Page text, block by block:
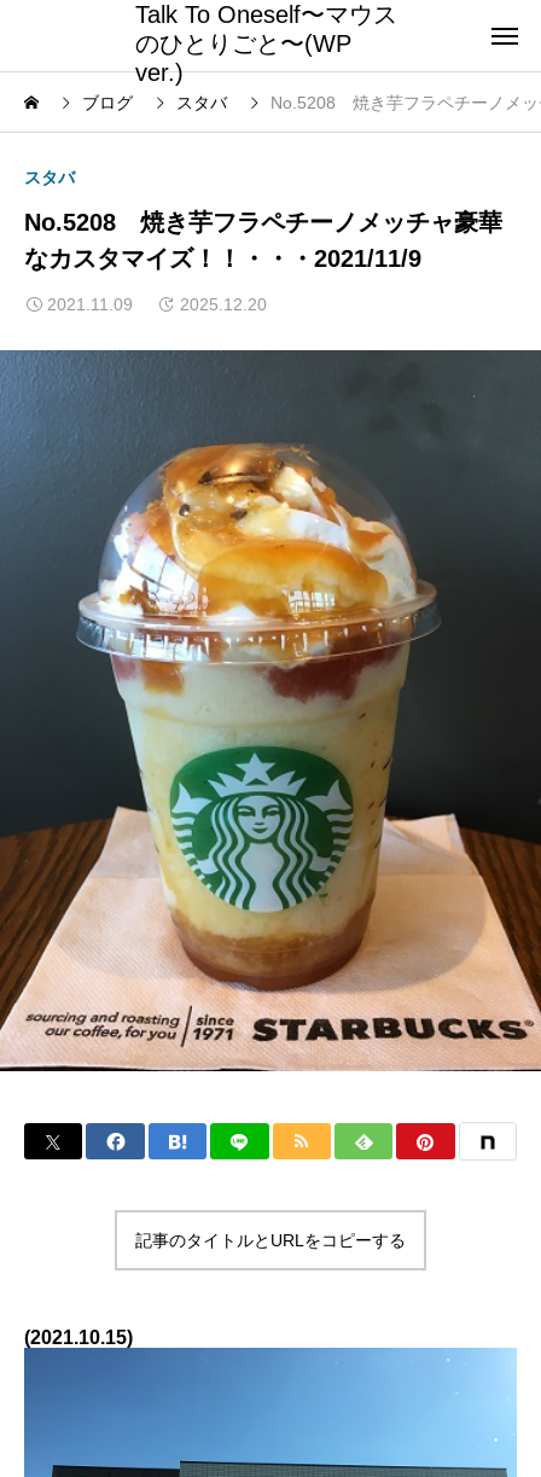
Talk To Oneself〜マウス
のひとりごと〜(WP
ver.)
ブログ スタバ No.5208 焼き芋フラペチーノメ
スタバ
No.5208 焼き芋フラペチーノメッチャ豪華
なカスタマイズ！！・・・2021/11/9
2021.11.09 2025.12.20
記事のタイトルとURLをコピーする
(2021.10.15)